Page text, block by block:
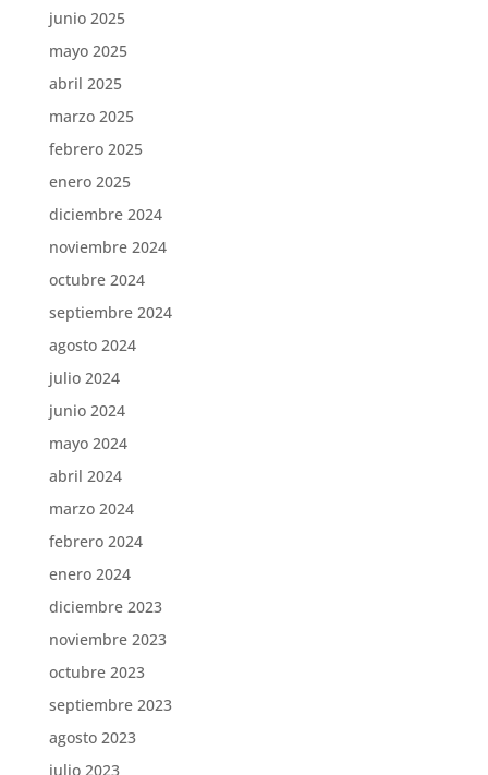
junio 2025
mayo 2025
abril 2025
marzo 2025
febrero 2025
enero 2025
diciembre 2024
noviembre 2024
octubre 2024
septiembre 2024
agosto 2024
julio 2024
junio 2024
mayo 2024
abril 2024
marzo 2024
febrero 2024
enero 2024
diciembre 2023
noviembre 2023
octubre 2023
septiembre 2023
agosto 2023
julio 2023